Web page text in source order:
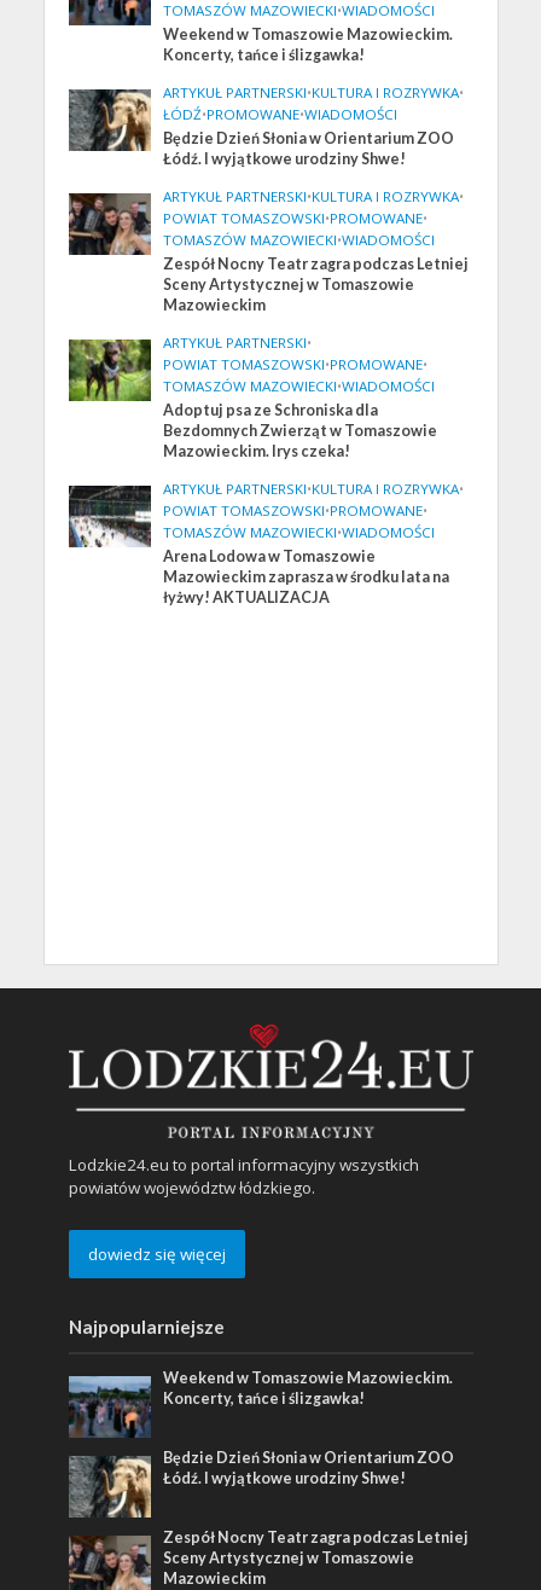
TOMASZÓW MAZOWIECKI•WIADOMOŚCI
Weekend w Tomaszowie Mazowieckim.
Koncerty, tańce i ślizgawka!
ARTYKUŁ PARTNERSKI•KULTURA I ROZRYWKA•
ŁÓDŹ•PROMOWANE•WIADOMOŚCI
Będzie Dzień Słonia w Orientarium ZOO
Łódź. I wyjątkowe urodziny Shwe!
ARTYKUŁ PARTNERSKI•KULTURA I ROZRYWKA•
POWIAT TOMASZOWSKI•PROMOWANE•
TOMASZÓW MAZOWIECKI•WIADOMOŚCI
Zespół Nocny Teatr zagra podczas Letniej
Sceny Artystycznej w Tomaszowie
Mazowieckim
ARTYKUŁ PARTNERSKI•
POWIAT TOMASZOWSKI•PROMOWANE•
TOMASZÓW MAZOWIECKI•WIADOMOŚCI
Adoptuj psa ze Schroniska dla
Bezdomnych Zwierząt w Tomaszowie
Mazowieckim. Irys czeka!
ARTYKUŁ PARTNERSKI•KULTURA I ROZRYWKA•
POWIAT TOMASZOWSKI•PROMOWANE•
TOMASZÓW MAZOWIECKI•WIADOMOŚCI
Arena Lodowa w Tomaszowie
Mazowieckim zaprasza w środku lata na
łyżwy! AKTUALIZACJA
Lodzkie24.eu to portal informacyjny wszystkich
powiatów województw łódzkiego.
dowiedz się więcej
Najpopularniejsze
Weekend w Tomaszowie Mazowieckim.
Koncerty, tańce i ślizgawka!
Będzie Dzień Słonia w Orientarium ZOO
Łódź. I wyjątkowe urodziny Shwe!
Zespół Nocny Teatr zagra podczas Letniej
Sceny Artystycznej w Tomaszowie
Mazowieckim